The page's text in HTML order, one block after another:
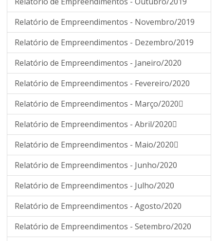
Relatório de Empreendimentos - Novembro/2019
Relatório de Empreendimentos - Dezembro/2019
Relatório de Empreendimentos - Janeiro/2020
Relatório de Empreendimentos - Fevereiro/2020
Relatório de Empreendimentos - Março/2020
Relatório de Empreendimentos - Abril/2020
Relatório de Empreendimentos - Maio/2020
Relatório de Empreendimentos - Junho/2020
Relatório de Empreendimentos - Julho/2020
Relatório de Empreendimentos - Agosto/2020
Relatório de Empreendimentos - Setembro/2020